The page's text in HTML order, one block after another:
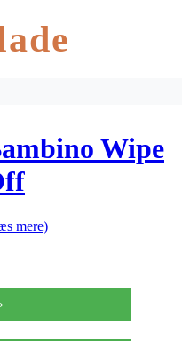
Wipe
– 1
mere)